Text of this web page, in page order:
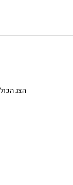
הצג הכול